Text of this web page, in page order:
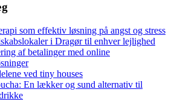
som effektiv løsning på angst og stress
i Dragør til enhver lejlighed
af betalinger med online
ved tiny houses
En lækker og sund alternativ til